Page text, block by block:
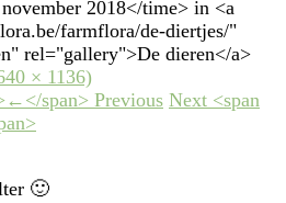
2018</time> in <a
farmflora/de-diertjes/"
rel="gallery">De dieren</a>
× 1136)
span> Previous Next <span
🙂